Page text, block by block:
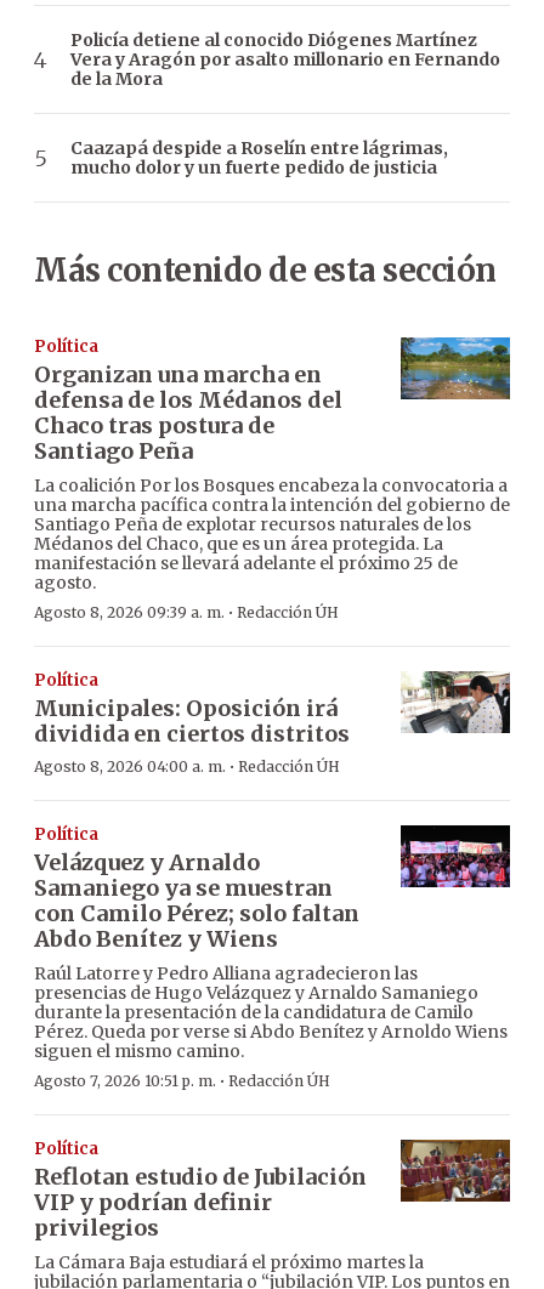
Policía detiene al conocido Diógenes Martínez
Vera y Aragón por asalto millonario en Fernando
de la Mora
Caazapá despide a Roselín entre lágrimas,
mucho dolor y un fuerte pedido de justicia
Más contenido de esta sección
Política
Organizan una marcha en
defensa de los Médanos del
Chaco tras postura de
Santiago Peña
La coalición Por los Bosques encabeza la convocatoria a
una marcha pacífica contra la intención del gobierno de
Santiago Peña de explotar recursos naturales de los
Médanos del Chaco, que es un área protegida. La
manifestación se llevará adelante el próximo 25 de
agosto.
Agosto 8, 2026 09:39 a. m. · Redacción ÚH
Política
Municipales: Oposición irá
dividida en ciertos distritos
Agosto 8, 2026 04:00 a. m. · Redacción ÚH
Política
Velázquez y Arnaldo
Samaniego ya se muestran
con Camilo Pérez; solo faltan
Abdo Benítez y Wiens
Raúl Latorre y Pedro Alliana agradecieron las
presencias de Hugo Velázquez y Arnaldo Samaniego
durante la presentación de la candidatura de Camilo
Pérez. Queda por verse si Abdo Benítez y Arnoldo Wiens
siguen el mismo camino.
Agosto 7, 2026 10:51 p. m. · Redacción ÚH
Política
Reflotan estudio de Jubilación
VIP y podrían definir
privilegios
La Cámara Baja estudiará el próximo martes la
jubilación parlamentaria o “jubilación VIP. Los puntos en